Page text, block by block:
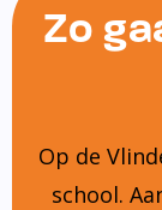
Zo
Op de
school.